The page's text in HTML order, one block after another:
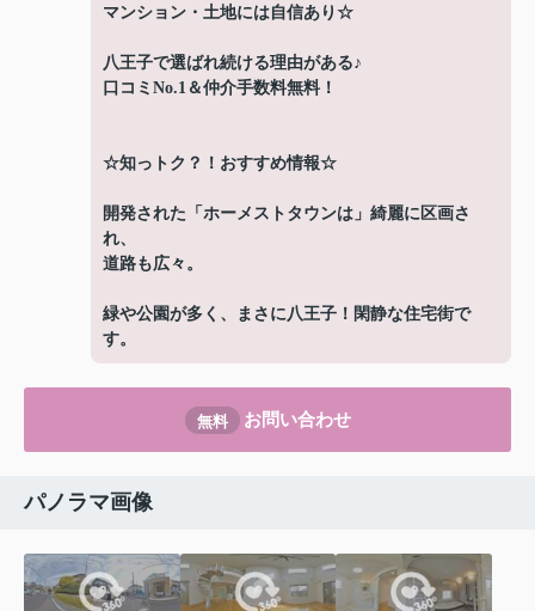
マンション・土地には自信あり☆
八王子で選ばれ続ける理由がある♪
口コミNo.1＆仲介手数料無料！
☆知っトク？！おすすめ情報☆
開発された「ホーメストタウンは」綺麗に区画さ
れ、
道路も広々。
緑や公園が多く、まさに八王子！閑静な住宅街で
す。
無料 お問い合わせ
パノラマ画像